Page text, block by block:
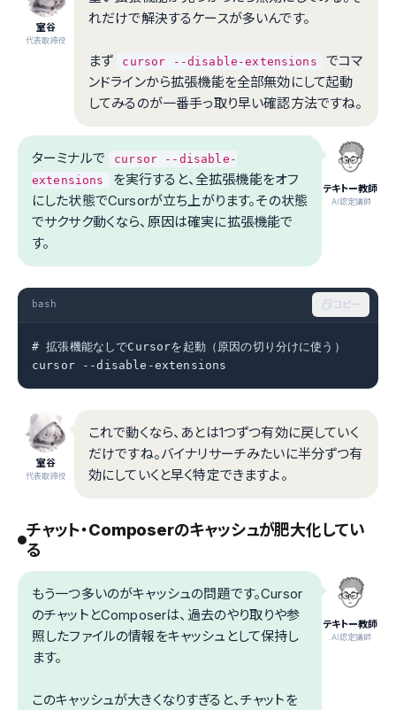
室谷
代表取締役
れだけで解決するケースが多いんです。
まず cursor --disable-extensions
でコマ
ンドラインから拡張機能を全部無効にして起動
してみるのが一番手っ取り早い確認方法ですね。
テキトー教師
.AI認定講師
ターミナルで
cursor --disable-
extensions
を実行すると、全拡張機能をオフ
にした状態でCursorが立ち上がります。その状態
でサクサク動くなら、原因は確実に拡張機能で
す。
bash コピー
# 拡張機能なしでCursorを起動（原因の切り分けに使う）
cursor --disable-extensions
室谷
代表取締役
これで動くなら、あとは1つずつ有効に戻していく
だけですね。バイナリサーチみたいに半分ずつ有
効にしていくと早く特定できますよ。
チャット・Composerのキャッシュが肥大化してい
る
テキトー教師
.AI認定講師
もう一つ多いのがキャッシュの問題です。Cursor
のチャットとComposerは、過去のやり取りや参
照したファイルの情報をキャッシュとして保持し
ます。
このキャッシュが大きくなりすぎると、チャットを